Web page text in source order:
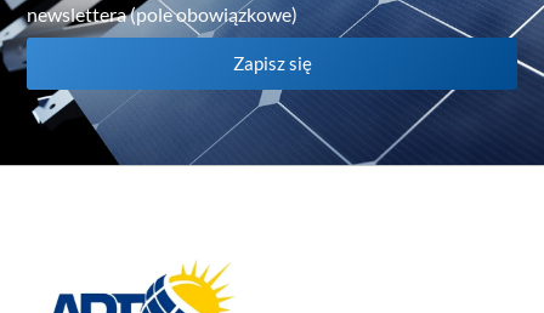
newslettera (pole obowiązkowe)
Zapisz się